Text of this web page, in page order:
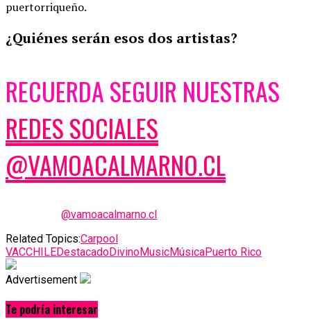
puertorriqueño.
¿Quiénes serán esos dos artistas?
RECUERDA SEGUIR NUESTRAS
REDES SOCIALES
@VAMOACALMARNO.CL
@vamoacalmarno.cl
Related Topics:Carpool
VACCHILEDestacadoDivinoMusicMúsicaPuerto Rico
Advertisement
Te podría interesar